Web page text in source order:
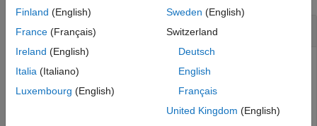
メモリ内の関数のロックを解除
Finland (English)
France (Français)
Ireland (English)
Italia (Italiano)
Luxembourg (English)
Sweden (English)
Switzerland
Deutsch
English
Français
United Kingdom (English)